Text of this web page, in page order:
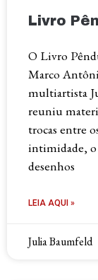
Livro
O Livro
Marco
multiartista
reuniu
trocas entre
intimidade, o
desenhos
LEIA AQUI »
Julia Baumfeld